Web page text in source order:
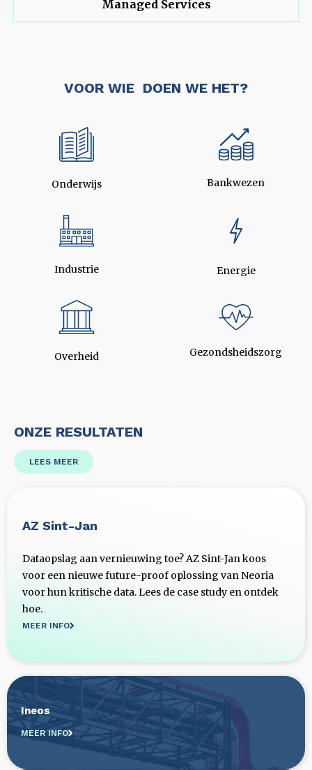
Managed Services
VOOR WIE DOEN WE HET?
Onderwijs Bankwezen
Industrie Energie
Overheid Gezondsheidszorg
ONZE RESULTATEN
LEES MEER
AZ Sint-Jan
Dataopslag aan vernieuwing toe? AZ Sint-Jan koos
voor een nieuwe future-proof oplossing van Neoria
voor hun kritische data. Lees de case study en ontdek
hoe.
MEER INFO
Ineos
MEER INFO